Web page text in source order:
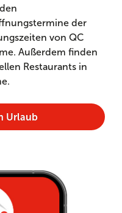
der
von QC
Außerdem finden
Restaurants in
Urlaub